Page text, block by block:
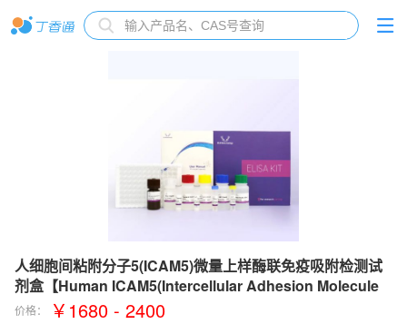
人细胞间粘附分子5(ICAM5)微量上样酶联免疫吸附检测试
剂盒【Human ICAM5(Intercellular Adhesion Molecule
5) Microsample ELISA Kit】
价格： ￥1680 - 2400